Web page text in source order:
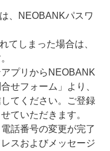
、NEOBANKパスワ
てしまった場合は、
プリからNEOBANK
せフォーム」より、
てください。ご登録
ていただきます。
話番号の変更が完了
スおよびメッセージ